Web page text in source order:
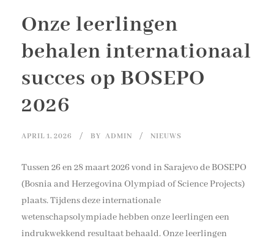
Onze leerlingen
behalen internationaal
succes op BOSEPO
2026
APRIL 1, 2026 BY ADMIN NIEUWS
Tussen 26 en 28 maart 2026 vond in Sarajevo de BOSEPO
(Bosnia and Herzegovina Olympiad of Science Projects)
plaats. Tijdens deze internationale
wetenschapsolympiade hebben onze leerlingen een
indrukwekkend resultaat behaald. Onze leerlingen